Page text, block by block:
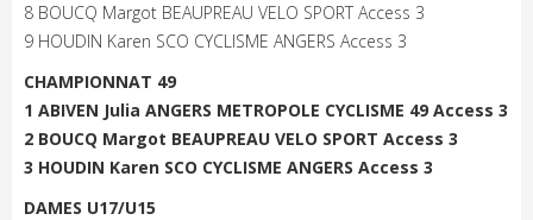
8 BOUCQ Margot BEAUPREAU VELO SPORT Access 3
9 HOUDIN Karen SCO CYCLISME ANGERS Access 3
CHAMPIONNAT 49
1 ABIVEN Julia ANGERS METROPOLE CYCLISME 49 Access 3
2 BOUCQ Margot BEAUPREAU VELO SPORT Access 3
3 HOUDIN Karen SCO CYCLISME ANGERS Access 3
DAMES U17/U15